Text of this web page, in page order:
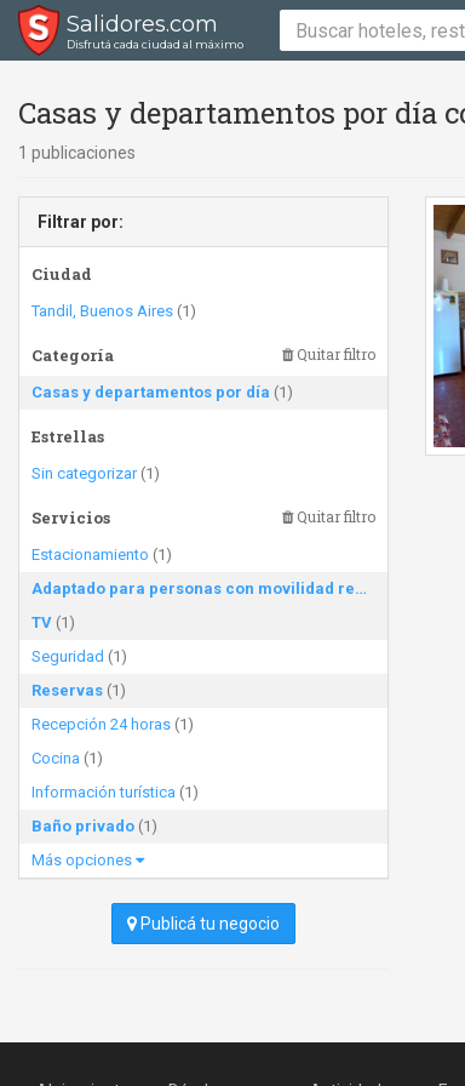
Salidores.com
Disfrutá cada ciudad al máximo
Casas y departamentos por día
1 publicaciones
Filtrar por:
Ciudad
Tandil, Buenos Aires (1)
Categoría Quitar filtro
Casas y departamentos por día (1)
Estrellas
Sin categorizar(1)
Servicios Quitar filtro
Estacionamiento (1)
Adaptado para personas con movilidad reducida
TV (1)
Seguridad (1)
Reservas (1)
Recepción 24 horas (1)
Cocina (1)
Información turística (1)
Baño privado (1)
Más opciones
Publicá tu negocio